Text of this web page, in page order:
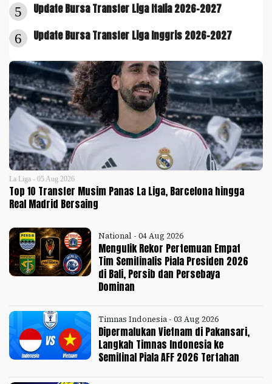
5 Update Bursa Transfer Liga Italia 2026-2027
6 Update Bursa Transfer Liga Inggris 2026-2027
La Liga - 05 Aug 2026
Top 10 Transfer Musim Panas La Liga, Barcelona hingga
Real Madrid Bersaing
National - 04 Aug 2026
Mengulik Rekor Pertemuan Empat
Tim Semifinalis Piala Presiden 2026
di Bali, Persib dan Persebaya
Dominan
Timnas Indonesia - 03 Aug 2026
Dipermalukan Vietnam di Pakansari,
Langkah Timnas Indonesia ke
Semifinal Piala AFF 2026 Tertahan